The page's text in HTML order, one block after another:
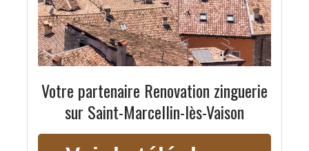
Votre partenaire Renovation zinguerie
sur Saint-Marcellin-lès-Vaison